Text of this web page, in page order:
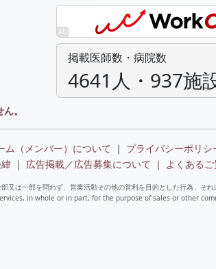
掲載医師数・病院数
4641人・937施
。
ム（メンバー）について ｜ プライバシーポリシ
｜ 広告掲載／広告募集について ｜ よくあるご
又は一部を問わず、営業活動その他の営利を目的とした行為、そ
in whole or in part, for the purpose of sales or other